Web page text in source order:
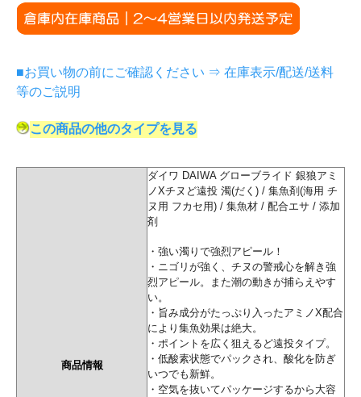
■お買い物の前にご確認ください ⇒ 在庫表示/配送/送料
等のご説明
この商品の他のタイプを見る
商品情報
ダイワ DAIWA グローブライド 銀狼アミ
ノXチヌど遠投 濁(だく) / 集魚剤(海用 チ
ヌ用 フカセ用) / 集魚材 / 配合エサ / 添加
剤
・強い濁りで強烈アピール！
・ニゴリが強く、チヌの警戒心を解き強
烈アピール。また潮の動きが捕らえやす
い。
・旨み成分がたっぷり入ったアミノX配合
により集魚効果は絶大。
・ポイントを広く狙えるど遠投タイプ。
・低酸素状態でパックされ、酸化を防ぎ
いつでも新鮮。
・空気を抜いてパッケージするから大容